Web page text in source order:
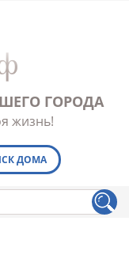
ГОРОДА
жизнь!
ДОМА